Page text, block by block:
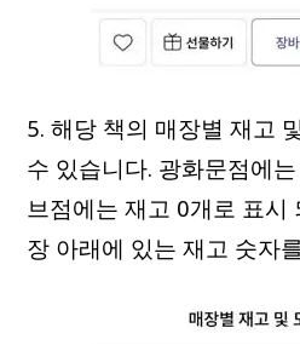
5. 해당 책의 매장별 재고
수 있습니다. 광화문점에
브점에는 재고 0개로 표시
장 아래에 있는 재고 숫자